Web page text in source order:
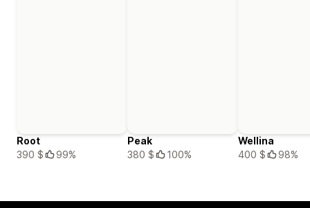
Root
390 $
99%
Peak
380 $
100%
Wellina
400 $
98%